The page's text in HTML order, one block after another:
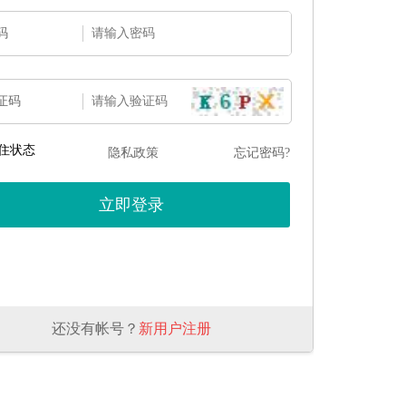
码
状态 隐私政策 忘记密码?
还没有帐号？ 新用户注册